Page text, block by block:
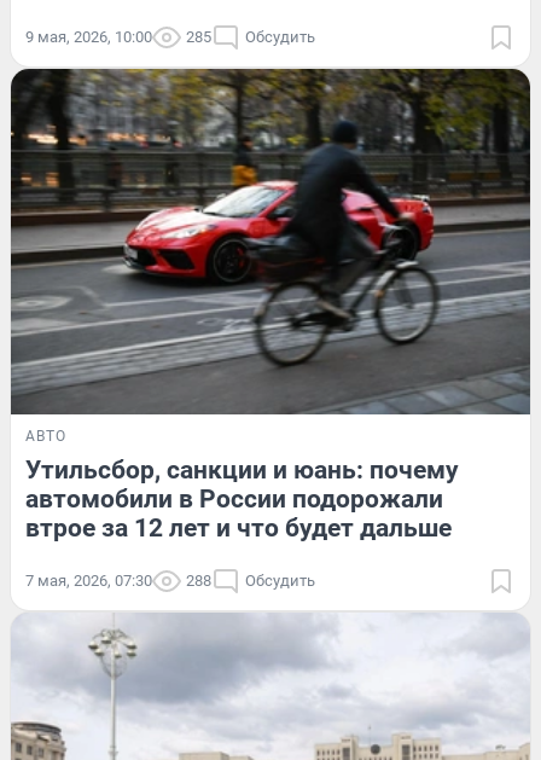
9 мая, 2026, 10:00 285 Обсудить
АВТО
Утильсбор, санкции и юань: почему
автомобили в России подорожали
втрое за 12 лет и что будет дальше
7 мая, 2026, 07:30 288 Обсудить